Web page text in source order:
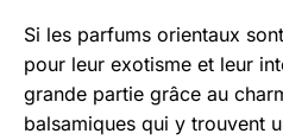
Si les parfums orientaux
pour leur exotisme et leur
grande partie grâce au
balsamiques qui y trouvent